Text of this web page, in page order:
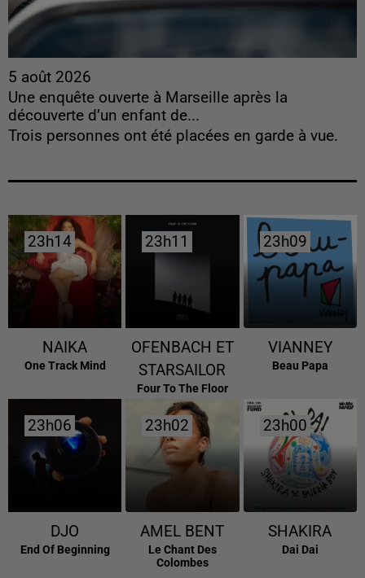
5 août 2026
Une enquête ouverte à Marseille après la
découverte d’un enfant de...
Trois personnes ont été placées en garde à vue.
23h14
23h14
NAIKA
One Track Mind
23h11
23h11
OFENBACH ET
STARSAILOR
Four To The Floor
23h09
23h09
VIANNEY
Beau Papa
23h06
23h06
DJO
End Of Beginning
23h02
23h02
AMEL BENT
Le Chant Des
Colombes
23h00
23h00
SHAKIRA
Dai Dai